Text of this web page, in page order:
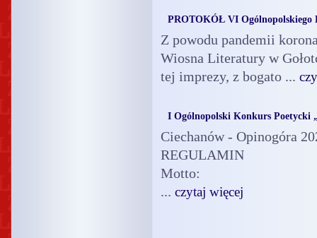
PROTOKÓŁ VI Ogólnopolskiego
Z powodu pandemii
Wiosna Literatury w
tej imprezy, z bogato ...
I Ogólnopolski Konkurs Poetycki
Ciechanów - Opinogóra
REGULAMIN
Motto:
... czytaj więcej